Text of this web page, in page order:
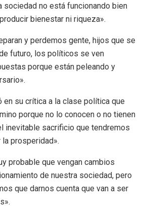
sociedad no está funcionando bien
bienestar ni riqueza».
y perdemos gente, hijos que se
futuro, los políticos se ven
porque están peleando y
su crítica a la clase política que
porque no lo conocen o no tienen
inevitable sacrificio que tendremos
prosperidad».
probable que vengan cambios
de nuestra sociedad, pero
que darnos cuenta que van a ser